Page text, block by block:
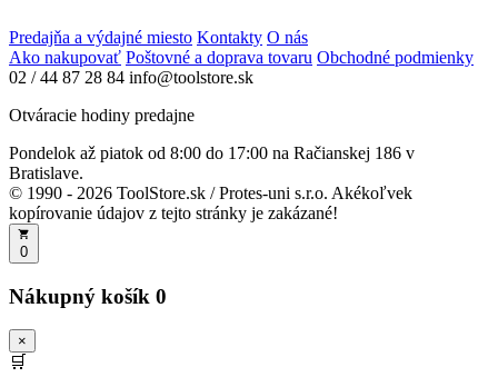
Predajňa a výdajné miesto Kontakty O nás
Ako nakupovať Poštovné a doprava tovaru Obchodné podmienky
02 / 44 87 28 84 info@toolstore.sk
Otváracie hodiny predajne
Pondelok až piatok od 8:00 do 17:00 na Račianskej 186 v
Bratislave.
© 1990 - 2026 ToolStore.sk / Protes-uni s.r.o. Akékoľvek
kopírovanie údajov z tejto stránky je zakázané!
0
Nákupný košík 0
×
🛒